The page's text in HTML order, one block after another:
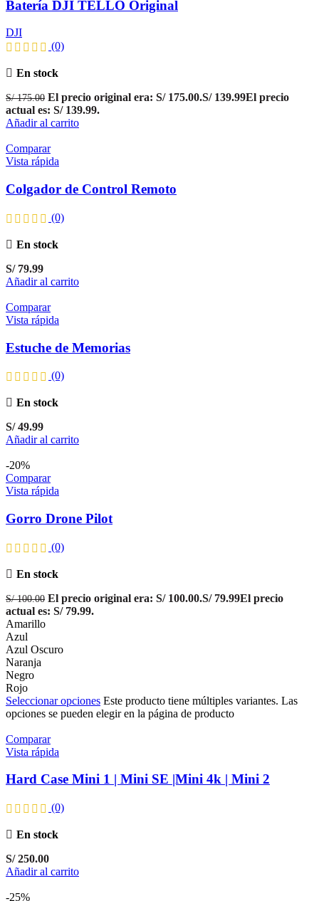
Batería DJI TELLO Original
DJI
(0)
En stock
S/175.00 El precio original era: S/ 175.00.S/139.99El precio
actual es: S/ 139.99.
Añadir al carrito
Comparar
Vista rápida
Colgador de Control Remoto
(0)
En stock
S/79.99
Añadir al carrito
Comparar
Vista rápida
Estuche de Memorias
(0)
En stock
S/49.99
Añadir al carrito
-20%
Comparar
Vista rápida
Gorro Drone Pilot
(0)
En stock
S/100.00 El precio original era: S/ 100.00.S/79.99El precio
actual es: S/ 79.99.
Amarillo
Azul
Azul Oscuro
Naranja
Negro
Rojo
Seleccionar opciones Este producto tiene múltiples variantes. Las
opciones se pueden elegir en la página de producto
Comparar
Vista rápida
Hard Case Mini 1 | Mini SE |Mini 4k | Mini 2
(0)
En stock
S/250.00
Añadir al carrito
-25%